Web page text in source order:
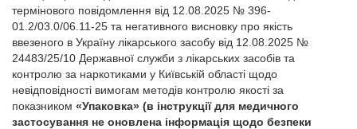
термінового повідомлення від 12.08.2025 № 396-
01.2/03.0/06.11-25 та негативного висновку про якість
ввезеного в Україну лікарського засобу від 12.08.2025 №
24483/25/10 Державної служби з лікарських засобів та
контролю за наркотиками у Київській області щодо
невідповідності вимогам методів контролю якості за
показником «Упаковка» (в інструкції для медичного
застосування не оновлена інформація щодо безпеки